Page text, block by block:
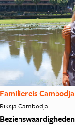
Familiereis Cambodja
Riksja Cambodja
Bezienswaardigheden